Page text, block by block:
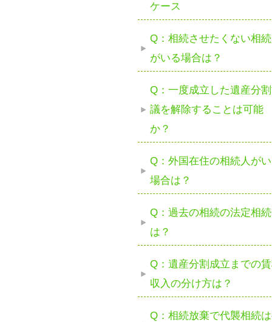
ケース
Q：相続させたくない相続
がいる場合は？
Q：一度成立した遺産分
議を解除することは可能
か？
Q：外国在住の相続人が
場合は？
Q：過去の相続の法定相
は？
Q：遺産分割成立までの
収入の分け方は？
Q：相続放棄で代襲相続